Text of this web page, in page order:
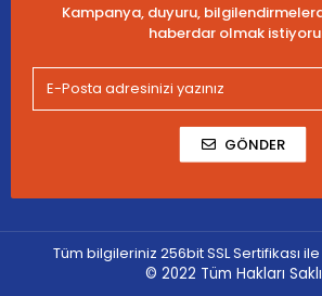
Kampanya, duyuru,
haberdar olmak
GÖNDER
Tüm bilgileriniz 256bit SSL Sertifikası
© 2022 Tüm Hakları